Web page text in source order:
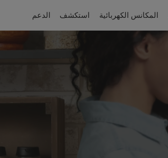
المكانس الكهربائية استكشف الدعم